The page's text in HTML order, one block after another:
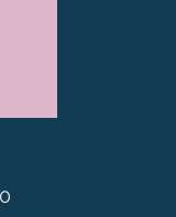
Precio